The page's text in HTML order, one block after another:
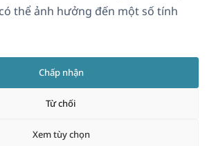
thể ảnh hưởng đến một số tính
Chấp nhận
Từ chối
Xem tùy chọn
Vietnamese
gia đội ngũ của chúng tôi(mở
mới)
trong
cửa
sổ
mới)
trong
cửa
sổ
mới)
trong
sổ